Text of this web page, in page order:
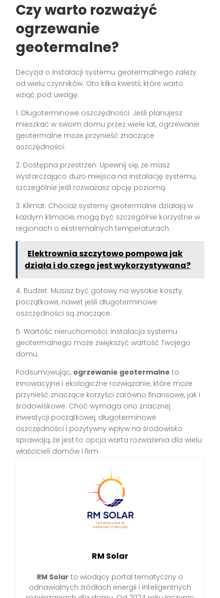
Czy warto rozważyć
ogrzewanie
geotermalne?
Decyzja o instalacji systemu geotermalnego zależy
od wielu czynników. Oto kilka kwestii, które warto
wziąć pod uwagę:
1. Długoterminowe oszczędności: Jeśli planujesz
mieszkać w swoim domu przez wiele lat, ogrzewanie
geotermalne może przynieść znaczące
oszczędności.
2. Dostępna przestrzeń: Upewnij się, że masz
wystarczająco dużo miejsca na instalację systemu,
szczególnie jeśli rozważasz opcję poziomą.
3. Klimat: Chociaż systemy geotermalne działają w
każdym klimacie, mogą być szczególnie korzystne w
regionach o ekstremalnych temperaturach.
Elektrownia szczytowo pompowa jak
działa i do czego jest wykorzystywana?
4. Budżet: Musisz być gotowy na wysokie koszty
początkowe, nawet jeśli długoterminowe
oszczędności są znaczące.
5. Wartość nieruchomości: Instalacja systemu
geotermalnego może zwiększyć wartość Twojego
domu.
Podsumowując, ogrzewanie geotermalne to
innowacyjne i ekologiczne rozwiązanie, które może
przynieść znaczące korzyści zarówno finansowe, jak i
środowiskowe. Choć wymaga ono znacznej
inwestycji początkowej, długoterminowe
oszczędności i pozytywny wpływ na środowisko
sprawiają, że jest to opcja warta rozważenia dla wielu
właścicieli domów i firm.
RM Solar
RM Solar to wiodący portal tematyczny o
odnawialnych źródłach energii i inteligentnych